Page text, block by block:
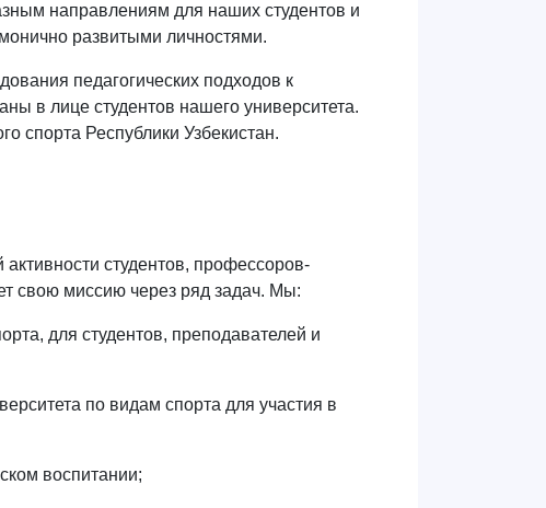
направлениям для наших студентов и
развитыми личностями.
педагогических подходов к
в лице студентов нашего университета.
спорта Республики Узбекистан.
студентов, профессоров-
свою миссию через ряд задач. Мы:
для студентов, преподавателей и
по видам спорта для участия в
воспитании;